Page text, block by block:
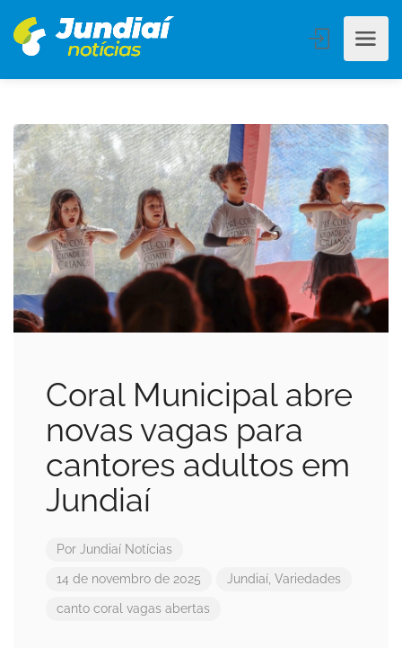
Coral Municipal abre
novas vagas para
cantores adultos em
Jundiaí
Por Jundiaí Notícias
14 de novembro de 2025 Jundiaí, Variedades
canto coral vagas abertas